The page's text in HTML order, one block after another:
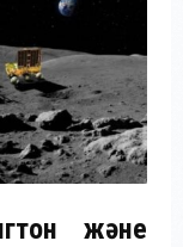
және